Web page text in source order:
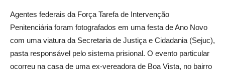
Agentes federais da Força Tarefa de Intervenção
Penitenciária foram fotografados em uma festa de Ano Novo
com uma viatura da Secretaria de Justiça e Cidadania (Sejuc),
pasta responsável pelo sistema prisional. O evento particular
ocorreu na casa de uma ex-vereadora de Boa Vista, no bairro